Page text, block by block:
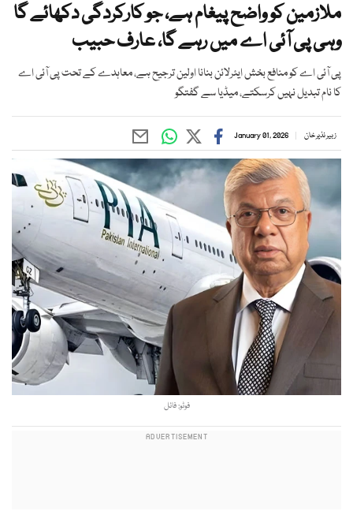
ملازمین کو واضح پیغام ہے، جو کارکردگی دکھائے گا
وہی پی آئی اے میں رہے گا، عارف حبیب
پی آئی اے کو منافع بخش ایئرلائن بنانا اولین ترجیح ہے، معاہدے کے تحت پی آئی اے
کا نام تبدیل نہیں کرسکتے، میڈیا سے گفتگو
زبیر نذیر خان January 01, 2026
فوٹو: فائل